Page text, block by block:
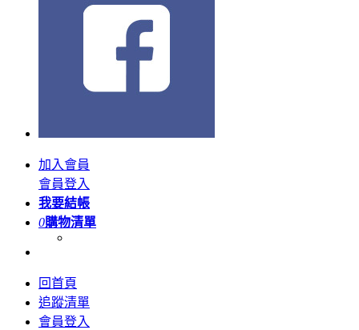
加入會員
會員登入
我要結帳
0購物清單
回首頁
追蹤清單
會員登入